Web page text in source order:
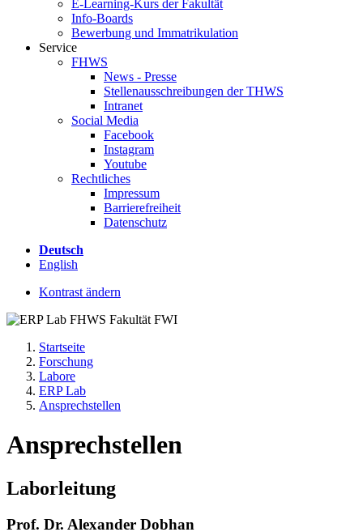
E-Learning-Kurs der Fakultät
Info-Boards
Bewerbung und Immatrikulation
Service
FHWS
News - Presse
Stellenausschreibungen der THWS
Intranet
Social Media
Facebook
Instagram
Youtube
Rechtliches
Impressum
Barrierefreiheit
Datenschutz
Deutsch
English
Kontrast ändern
Startseite
Forschung
Labore
ERP Lab
Ansprechstellen
Ansprechstellen
Laborleitung
Prof. Dr. Alexander Dobhan